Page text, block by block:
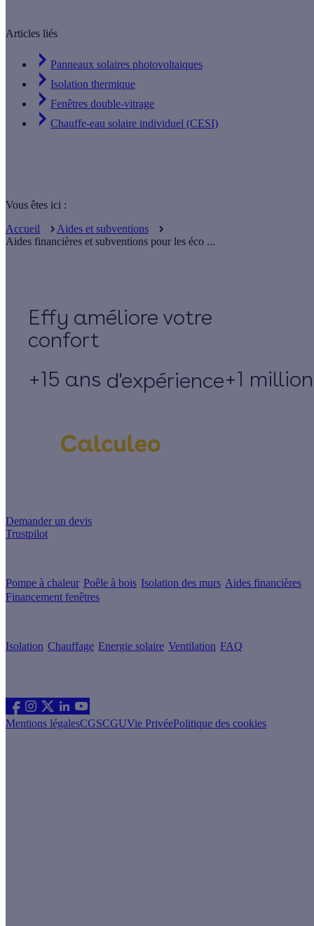
Articles liés
Panneaux solaires photovoltaiques
Isolation thermique
Fenêtres double-vitrage
Chauffe-eau solaire individuel (CESI)
Vous êtes ici :
Accueil
Aides et subventions
Aides financières et subventions pour les éco ...
Effy
+15 ans d'expérience+1
Demander un devis
Trustpilot
Pompe à chaleur Poêle à bois Isolation des murs Aides financières
Financement fenêtres
Isolation Chauffage Energie solaire Ventilation FAQ
Mentions légalesCGSCGUVie PrivéePolitique des cookies